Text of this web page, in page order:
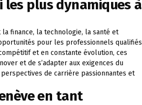
les plus dynamiques à
finance, la technologie, la santé et
pour les professionnels qualifiés
et en constante évolution, ces
et de s’adapter aux exigences du
de carrière passionnantes et
en tant